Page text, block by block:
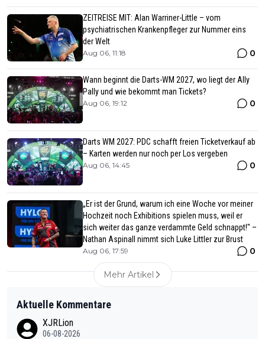
ZEITREISE MIT: Alan Warriner-Little – vom
psychiatrischen Krankenpfleger zur Nummer eins
der Welt
Aug 06, 11:18 0
Wann beginnt die Darts-WM 2027, wo liegt der Ally
Pally und wie bekommt man Tickets?
Aug 06, 19:12 0
Darts WM 2027: PDC schafft freien Ticketverkauf ab
– Karten werden nur noch per Los vergeben
Aug 06, 14:45 0
„Er ist der Grund, warum ich eine Woche vor meiner
Hochzeit noch Exhibitions spielen muss, weil er
sich weiter das ganze verdammte Geld schnappt!" –
Nathan Aspinall nimmt sich Luke Littler zur Brust
Aug 06, 17:59 0
Mehr Artikel
Aktuelle Kommentare
XJRLion
06-08-2026